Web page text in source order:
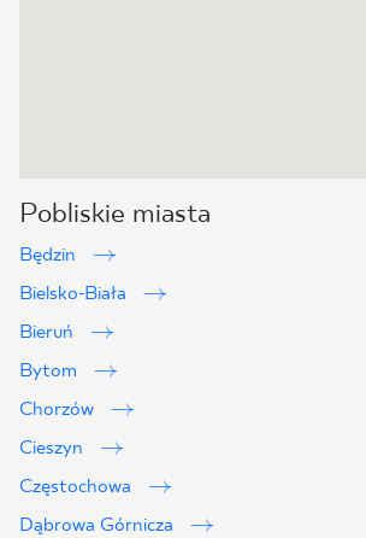
Pobliskie miasta
Będzin
Bielsko-Biała
Bieruń
Bytom
Chorzów
Cieszyn
Częstochowa
Dąbrowa Górnicza